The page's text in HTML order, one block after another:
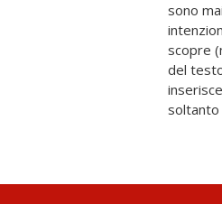
sono
scopre
del
soltanto
un
Però,
giunto
debba
una